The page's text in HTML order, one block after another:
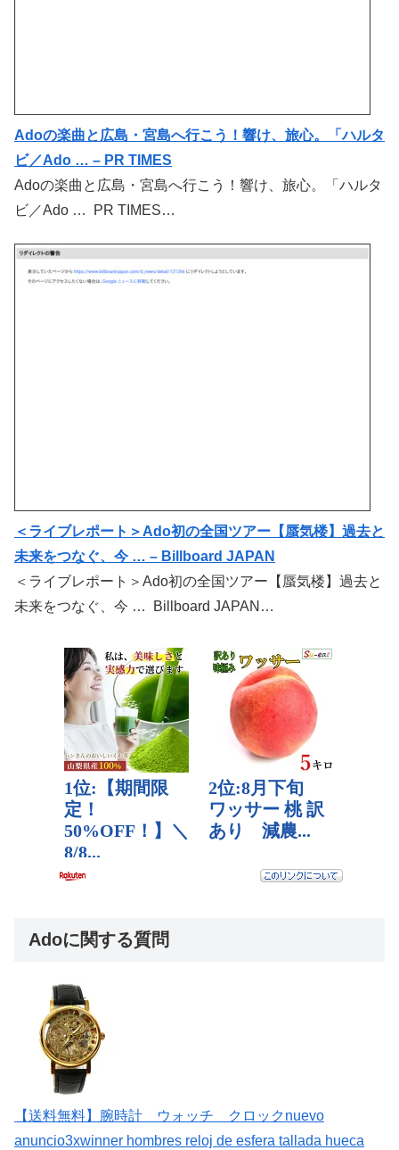
Adoの楽曲と広島・宮島へ行こう！響け、旅心。「ハルタ
ビ／Ado … – PR TIMES
Adoの楽曲と広島・宮島へ行こう！響け、旅心。「ハルタ
ビ／Ado … PR TIMES…
＜ライブレポート＞Ado初の全国ツアー【蜃気楼】過去と
未来をつなぐ、今 … – Billboard JAPAN
＜ライブレポート＞Ado初の全国ツアー【蜃気楼】過去と
未来をつなぐ、今 … Billboard JAPAN…
Adoに関する質問
【送料無料】腕時計 ウォッチ クロックnuevo
anuncio3xwinner hombres reloj de esfera tallada hueca